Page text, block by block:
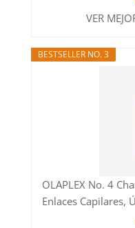
VER
BESTSELLER NO. 3
OLAPLEX No. 4
Enlaces Capilares,